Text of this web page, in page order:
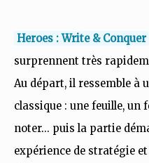
Heroes : Write & Conquer
surprennent très
Au départ, il ressemble à
classique : une feuille, un
noter… puis la partie
expérience de stratégie